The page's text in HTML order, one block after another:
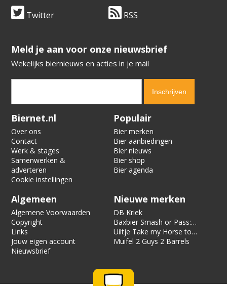
Twitter RSS
​​​​​​​Meld je aan voor onze nieuwsbrief
Wekelijks biernieuws en acties in je mail
Verification code:
Biernet.nl
Over ons
Contact
Werk & stages
Samenwerken &
adverteren
Cookie instellingen
Populair
Bier merken
Bier aanbiedingen
Bier nieuws
Bier shop
Bier agenda
Algemeen
Algemene Voorwaarden
Copyright
Links
Jouw eigen account
Nieuwsbrief
Nieuwe merken
DB Kriek
Baxbier Smash or Pass:
Strata
Uiltje Take my Horse to
the Hotel Room
Muifel 2 Guys 2 Barrels